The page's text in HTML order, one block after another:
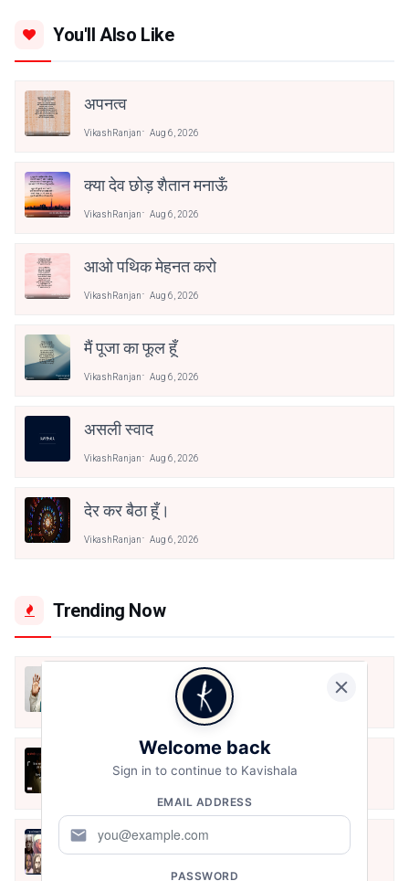
You'll Also Like
अपनत्व
VikashRanjan Aug 6, 2026
क्या देव छोड़ शैतान मनाऊँ
VikashRanjan Aug 6, 2026
आओ पथिक मेहनत करो
VikashRanjan Aug 6, 2026
मैं पूजा का फूल हूँ
VikashRanjan Aug 6, 2026
असली स्वाद
VikashRanjan Aug 6, 2026
देर कर बैठा हूँ।
VikashRanjan Aug 6, 2026
Trending Now
मैं शून्य पे सवार हूँ
अंतिम ऊँचाई - कुँवर नारायण | Stay Home
Stay Safe | TVF's Aspirants
10 Greatest Hindi Poets Of India
Welcome back
Sign in to continue to Kavishala
EMAIL ADDRESS
mail
PASSWORD